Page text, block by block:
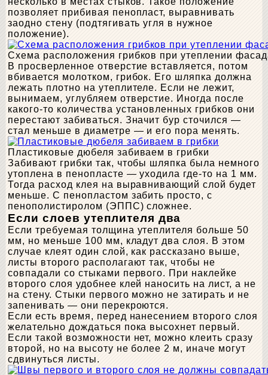
позволяет прибивая пенопласт, выравнивать
заодно стену (подтягивать угля в нужное
положение).
Схема расположения грибков при утеплении
В просверленное отверстие вставляется, потом
вбивается молотком, грибок. Его шляпка должна
лежать плотно на утеплителе. Если не лежит,
вынимаем, углубляем отверстие. Иногда после
какого-то количества установленных грибков они
перестают забиваться. Значит бур сточился —
стал меньше в диаметре — и его пора менять.
Пластиковые дюбеля забиваем в грибки
Забивают грибки так, чтобы шляпка была немного
утоплена в пенопласте — уходила где-то на 1 мм.
Тогда расход клея на выравнивающий слой будет
меньше. С пенопластом забить просто, с
пенополистиролом (ЭППС) сложнее.
Если слоев утеплителя два
Если требуемая толщина утеплителя больше 50
мм, но меньше 100 мм, кладут два слоя. В этом
случае клеят один слой, как рассказано выше,
листы второго располагают так, чтобы не
совпадали со стыками первого. При наклейке
второго слоя удобнее клей наносить на лист, а не
на стену. Стыки первого можно не затирать и не
запенивать — они перекроются.
Если есть время, перед нанесением второго слоя
желательно дождаться пока высохнет первый.
Если такой возможности нет, можно клеить сразу
второй, но на высоту не более 2 м, иначе могут
сдвинуться листы.